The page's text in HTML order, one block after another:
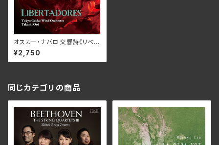
オスカー・ナバロ 交響詩《リベル
タドレス/演奏：東京藝大ウィンド
オーケストラ 指揮：大井剛史
WKCD-0188(仕様:CD)
¥2,750
同じカテゴリの商品